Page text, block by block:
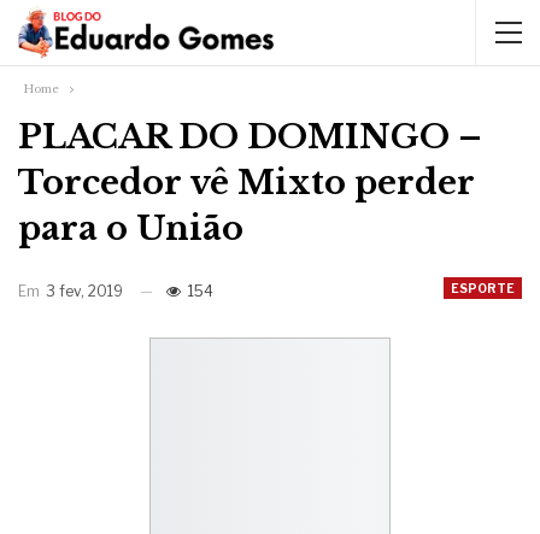
Home
PLACAR DO DOMINGO –
Torcedor vê Mixto perder
para o União
ESPORTE
Em 3 fev, 2019 154